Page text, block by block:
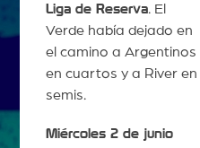
Liga de Reserva. El
Verde había dejado en
el camino a Argentinos
en cuartos y a River en
semis.
Miércoles 2 de junio